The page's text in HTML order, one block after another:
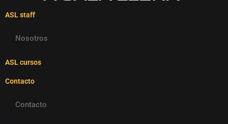
ASL staff
Nosotros
ASL cursos
Contacto
Contacto